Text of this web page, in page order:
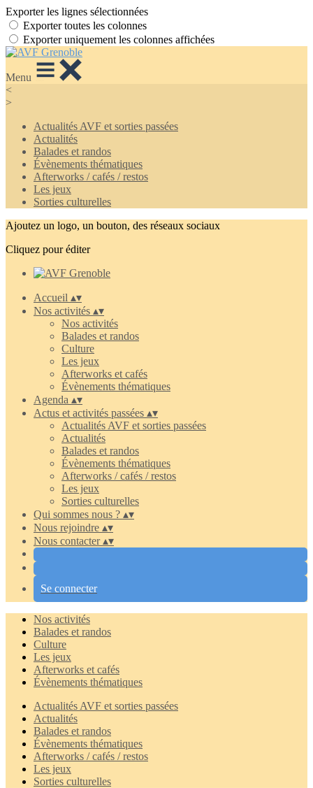
Exporter les lignes sélectionnées
Exporter toutes les colonnes
Exporter uniquement les colonnes affichées
Menu
<
>
Actualités AVF et sorties passées
Actualités
Balades et randos
Évènements thématiques
Afterworks / cafés / restos
Les jeux
Sorties culturelles
Ajoutez un logo, un bouton, des réseaux sociaux
Cliquez pour éditer
Accueil ▴▾
Nos activités ▴▾
Nos activités
Balades et randos
Culture
Les jeux
Afterworks et cafés
Évènements thématiques
Agenda ▴▾
Actus et activités passées ▴▾
Actualités AVF et sorties passées
Actualités
Balades et randos
Évènements thématiques
Afterworks / cafés / restos
Les jeux
Sorties culturelles
Qui sommes nous ? ▴▾
Nous rejoindre ▴▾
Nous contacter▴▾
Se connecter
Nos activités
Balades et randos
Culture
Les jeux
Afterworks et cafés
Évènements thématiques
Actualités AVF et sorties passées
Actualités
Balades et randos
Évènements thématiques
Afterworks / cafés / restos
Les jeux
Sorties culturelles